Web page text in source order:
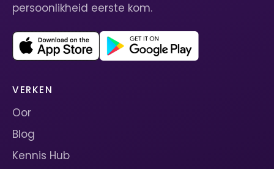
persoonlikheid eerste kom.
VERKEN
Oor
Blog
Kennis Hub